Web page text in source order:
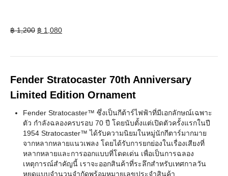
฿1,200 Original
฿ 1,080Current
Fender Stratocaster 70th Anniversary
Limited Edition Ornament
Fender Stratocaster™ ซึ่งเป็นกีต้าร์ไฟฟ้าที่มีเอกลักษณ์เฉพาะ
ตัว กำลังฉลองครบรอบ 70 ปี โดยนับตั้งแต่เปิดตัวครั้งแรกในปี
1954 Stratocaster™ ได้รับความนิยมในหมู่นักกีตาร์มากมาย
จากหลากหลายแนวเพลง โดยได้รับการยกย่องในเรื่องเสียงที่
หลากหลายและการออกแบบที่โดดเด่น เพื่อเป็นการฉลอง
เหตุการณ์สำคัญนี้ เราจะออกสินค้าที่ระลึกสำหรับเทศกาลวัน
หยุดแบบจำนวนจำกัดพร้อมหมายเลขประจำสินค้า